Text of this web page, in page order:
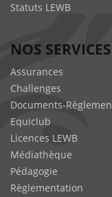
Statuts LEWB
NOS SERVICES
Assurances
Challenges
Documents-
Equiclub
Licences LEWB
Médiathèque
Pédagogie
Règlementation